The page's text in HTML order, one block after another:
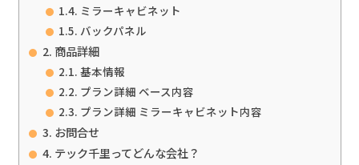
ミラーキャビネット
バックパネル
商品詳細
基本情報
プラン詳細 ベース内容
プラン詳細 ミラーキャビネット内容
お問合せ
テック千里ってどんな会社？